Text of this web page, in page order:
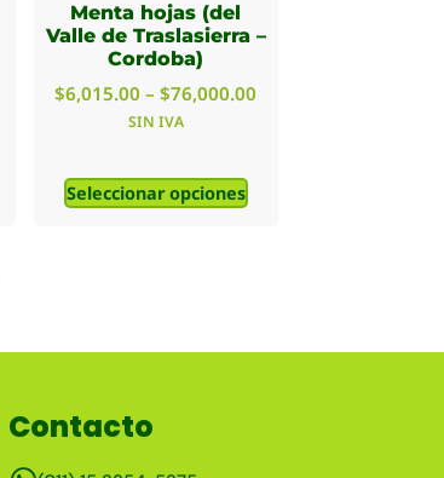
Menta hojas (del
Valle de Traslasierra –
Cordoba)
$6,015.00 – $76,000.00
SIN IVA
Seleccionar opciones
Contacto